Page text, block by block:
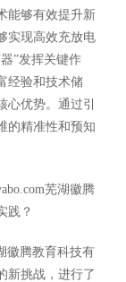
能够有效提升新
实现高效充放电
”发挥关键作
经验和技术储
优势。通过引
的精准性和预知
芜湖徽腾
践？
徽腾教育科技有
新挑战，进行了